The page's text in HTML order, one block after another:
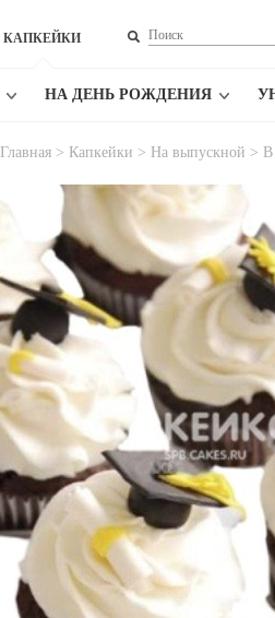
КАПКЕЙКИ
НА ДЕНЬ РОЖДЕНИЯ
Главная > Капкейки > На выпускной > В